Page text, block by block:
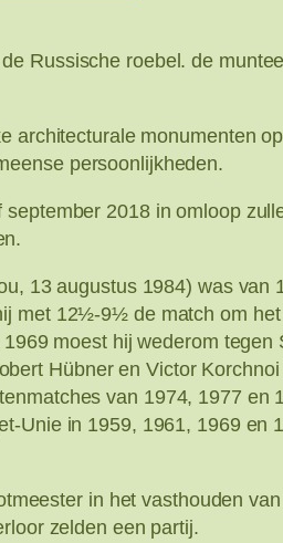
Russische roebel. de
monumenten
persoonlijkheden.
2018 in omloop
13 augustus 1984) was
met 12½-9½ de match om
moest hij wederom
Hübner en Victor
van 1974, 1977 en
Unie in 1959, 1961, 1969 en
in het vasthouden
zelden een partij.